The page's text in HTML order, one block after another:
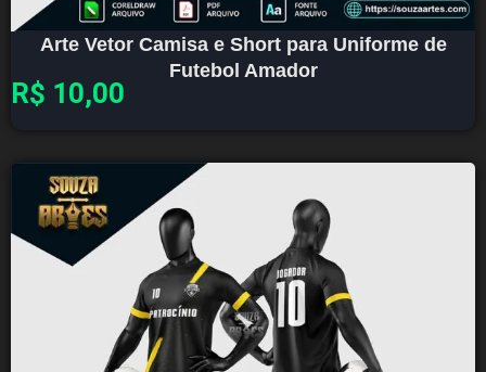
Arte Vetor Camisa e Short para Uniforme de
Futebol Amador
R$ 10,00